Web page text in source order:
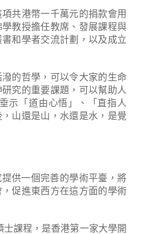
共港幣一千萬元的捐款會用
教授擔任教席、發展課程與
和學者交流計劃，以及成立
的哲學，可以令大家的生命
究的重要課題，可以幫助人
示「道由心悟」、「直指人
山還是山，水還是水，是覺
供一個完善的學術平臺，將
促進東西方在這方面的學術
課程，是香港第一家大學開